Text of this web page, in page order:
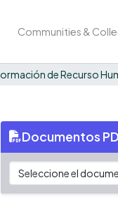
Communities &
Documentos